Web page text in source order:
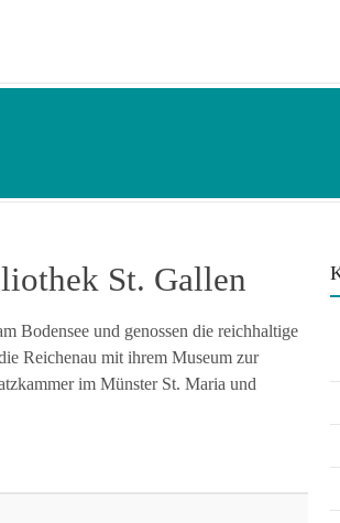
St. Gallen
Bodensee und genossen die reichhaltige
Reichenau mit ihrem Museum zur
im Münster St. Maria und